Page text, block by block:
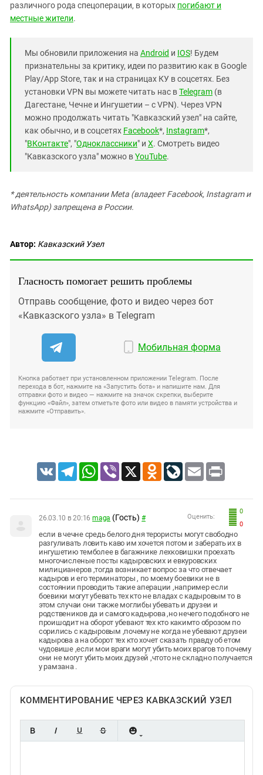
различного рода спецоперации, в которых погибают и
местные жители.
Мы обновили приложения на Android и IOS! Будем
признательны за критику, идеи по развитию как в Google
Play/App Store, так и на страницах КУ в соцсетях. Без
установки VPN вы можете читать нас вTelegram (в
Дагестане, Чечне и Ингушетии – с VPN). Через VPN
можно продолжать читать "Кавказский узел" на сайте,
как обычно, и в соцсетях Facebook*, Instagram*,
"ВКонтакте", "Одноклассники" и X. Смотреть видео
"Кавказского узла" можно вYouTube.
* деятельность компании Meta (владеет Facebook, Instagram и
WhatsApp) запрещена в России.
Автор: Кавказский Узел
Гласность помогает решить проблемы
Отправь сообщение, фото и видео через бот
«Кавказского узла» в Telegram
Мобильная форма
Кнопка работает при установленном приложении Telegram. После
перехода в бот, нажмите на «Запустить бота» и напишите нам. Для
отправки фото и видео — нажмите на значок скрепки, выберите
функцию «Файл», затем отметьте фото или видео в памяти устройства и
нажмите «Отправить».
VK TelegramWhatsApp
Viber X Odnoklassniki
LiveJournal
Email Print
0
0
Оценить:
26.03.10 в 20:16 maga (Гость) #
если в чечне средь белого дня терористы могут свободно
разгуливать ловить каво им хочется потом и заберать их в
ингушетию темболее в багажнике лехковишки проехать
многочисленые посты кадыровских и евкуровских
милицианеров ,тогда возникает вопрос за что отвечает
кадыров и его терминаторы , по моему боевики не в
состоянии проводить такие аперации ,например если
боевики могут убевать тех кто не владах с кадыровым то в
этом случаи они также моглибы убевать и друзеи и
родствеников да и самого кадырова ,но нечего подобного не
проишодит на оборот убевают тех кто какимто оброзом по
сорились с кадыровым ,почему не когда не убевают друзеи
кадырова а на оборот тех кто хочет сказать правду об етом
чудовише ,если мои враги могут убить моих врагов то почему
они не могут убить моих друзей ,чтото не складно получается
у рамзана .
КОММЕНТИРОВАНИЕ ЧЕРЕЗ КАВКАЗСКИЙ УЗЕЛ